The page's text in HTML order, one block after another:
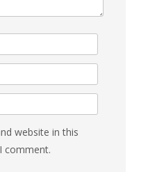
website in this
comment.